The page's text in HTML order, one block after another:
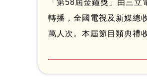
「第58屆金鐘獎」由三立
轉播，全國電視及新媒總
萬人次。本屆節目類典禮
藝大熱門》吳宗憲、
獲得「綜藝節目主持人獎